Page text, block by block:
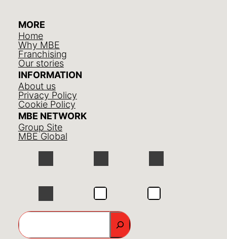
MORE
Home
Why MBE
Franchising
Our stories
INFORMATION
About us
Privacy Policy
Cookie Policy
MBE NETWORK
Group Site
MBE Global
GO